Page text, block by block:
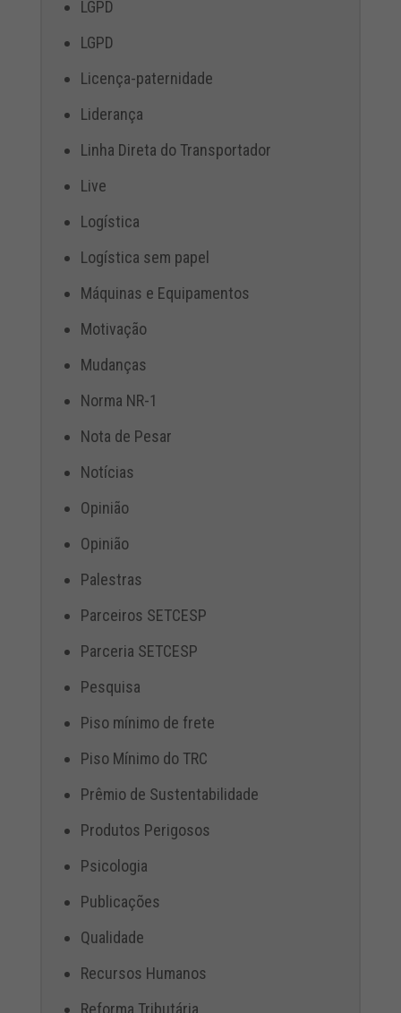
LGPD
LGPD
Licença-paternidade
Liderança
Linha Direta do Transportador
Live
Logística
Logística sem papel
Máquinas e Equipamentos
Motivação
Mudanças
Norma NR-1
Nota de Pesar
Notícias
Opinião
Opinião
Palestras
Parceiros SETCESP
Parceria SETCESP
Pesquisa
Piso mínimo de frete
Piso Mínimo do TRC
Prêmio de Sustentabilidade
Produtos Perigosos
Psicologia
Publicações
Qualidade
Recursos Humanos
Reforma Tributária